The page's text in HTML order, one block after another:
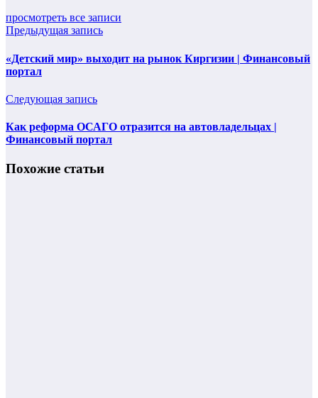
просмотреть все записи
Предыдущая запись
«Детский мир» выходит на рынок Киргизии | Финансовый
портал
Следующая запись
Как реформа ОСАГО отразится на автовладельцах |
Финансовый портал
Похожие статьи